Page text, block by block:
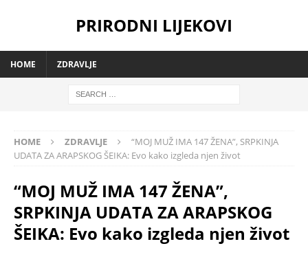
PRIRODNI LIJEKOVI
HOME ZDRAVLJE
HOME ZDRAVLJE
“MOJ MUŽ IMA 147 ŽENA”, SRPKINJA
UDATA ZA ARAPSKOG ŠEIKA: Evo kako izgleda njen život
“MOJ MUŽ IMA 147 ŽENA”,
SRPKINJA UDATA ZA ARAPSKOG
ŠEIKA: Evo kako izgleda njen život